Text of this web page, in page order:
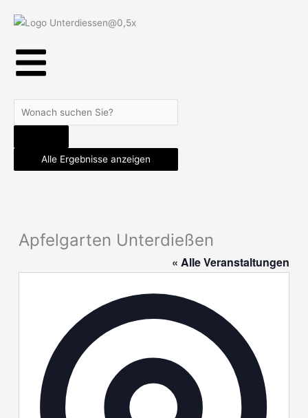
Inhalt
Search
...
Alle Ergebnisse anzeigen
Apfelgarten Unterdießen
« Alle Veranstaltungen